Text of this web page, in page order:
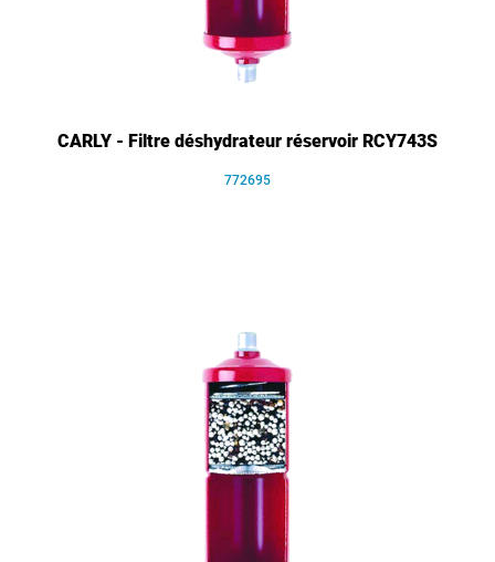
CARLY - Filtre déshydrateur réservoir RCY743S
772695